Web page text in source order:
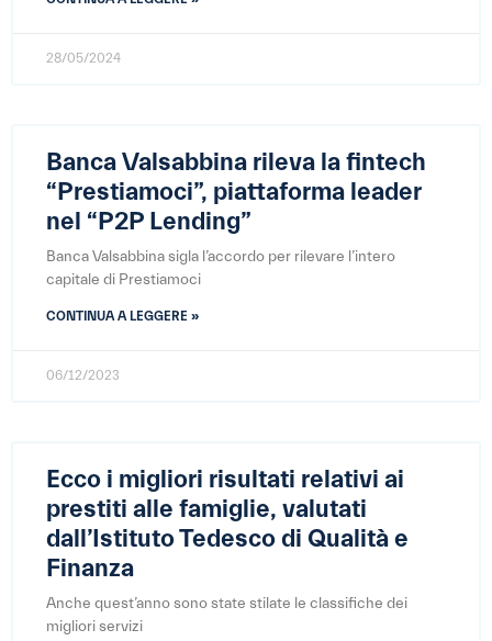
28/05/2024
Banca Valsabbina rileva la fintech
“Prestiamoci”, piattaforma leader
nel “P2P Lending”
Banca Valsabbina sigla l’accordo per rilevare l’intero
capitale di Prestiamoci
CONTINUA A LEGGERE »
06/12/2023
Ecco i migliori risultati relativi ai
prestiti alle famiglie, valutati
dall’Istituto Tedesco di Qualità e
Finanza
Anche quest’anno sono state stilate le classifiche dei
migliori servizi